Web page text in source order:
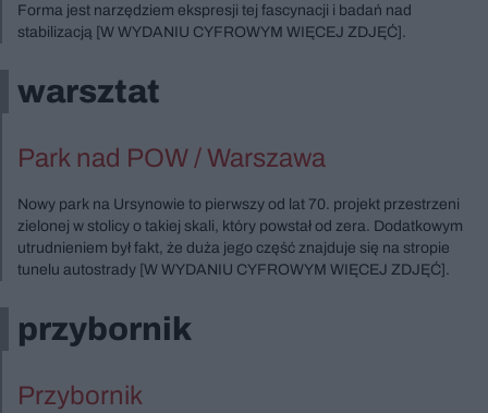
Forma jest narzędziem ekspresji tej fascynacji i badań nad
stabilizacją [W WYDANIU CYFROWYM WIĘCEJ ZDJĘĆ].
warsztat
Park nad POW / Warszawa
Nowy park na Ursynowie to pierwszy od lat 70. projekt przestrzeni
zielonej w stolicy o takiej skali, który powstał od zera. Dodatkowym
utrudnieniem był fakt, że duża jego część znajduje się na stropie
tunelu autostrady [W WYDANIU CYFROWYM WIĘCEJ ZDJĘĆ].
przybornik
Przybornik